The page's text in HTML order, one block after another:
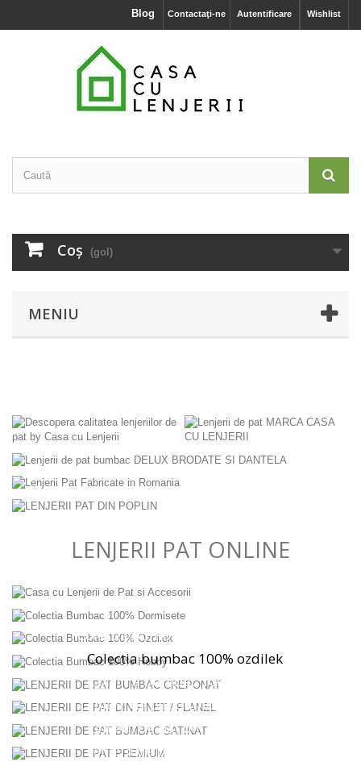
Wishlist
Autentificare
Contactaţi-ne
Blog
Coş (gol)
MENIU
LENJERII PAT ONLINE
colectia bumbac 100% dormisete
colectia bumbac 100% ozdilek
colectia bumbac 100% hobby
lenjerii de pat bumbac creponat
lenjerii de pat din finet / flanel
lenjerii de pat bumbac satinat